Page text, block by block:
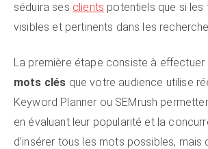
séduira ses clients potentiels que si
visibles et pertinents dans les
La première étape consiste à
mots clés que votre audience utilise
Keyword Planner ou SEMrush
en évaluant leur popularité et la
d’insérer tous les mots possibles, mais